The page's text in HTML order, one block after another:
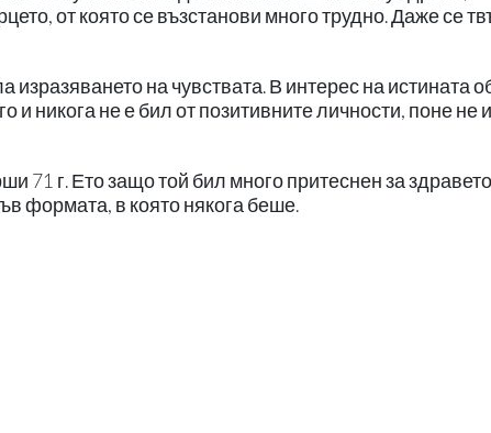
от която се възстанови много трудно. Даже се
изразяването на чувствата. В интерес на истината
и никога не е бил от позитивните личности, поне не и
71 г. Ето защо той бил много притеснен за
формата, в която някога беше.